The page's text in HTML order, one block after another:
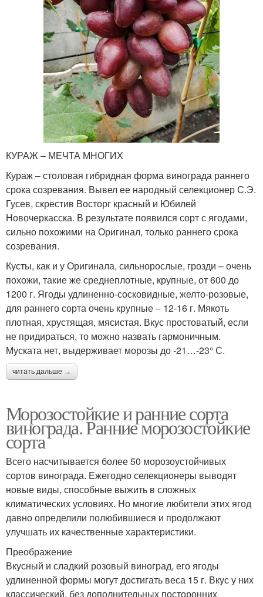
КУРАЖ – МЕЧТА МНОГИХ
Кураж – столовая гибридная форма винограда раннего
срока созревания. Вывел ее народный селекционер С.Э.
Гусев, скрестив Восторг красный и Юбилей
Новочеркасска. В результате появился сорт с ягодами,
сильно похожими на Оригинал, только раннего срока
созревания.
Кусты, как и у Оригинала, сильнорослые, грозди – очень
похожи, такие же среднеплотные, крупные, от 600 до
1200 г. Ягоды удлиненно-сосковидные, желто-розовые,
для раннего сорта очень крупные − 12-16 г. Мякоть
плотная, хрустящая, мясистая. Вкус простоватый, если
не придираться, то можно назвать гармоничным.
Муската нет, выдерживает морозы до -21…-23° С.
читать дальше →
Морозостойкие и ранние сорта
винограда. Ранние морозостойкие
сорта
Всего насчитывается более 50 морозоустойчивых
сортов винограда. Ежегодно селекционеры выводят
новые виды, способные выжить в сложных
климатических условиях. Но многие любители этих ягод
давно определили полюбившиеся и продолжают
улучшать их качественные характеристики.
Преображение
Вкусный и сладкий розовый виноград, его ягоды
удлиненной формы могут достигать веса 15 г. Вкус у них
классический, без дополнительных посторонних